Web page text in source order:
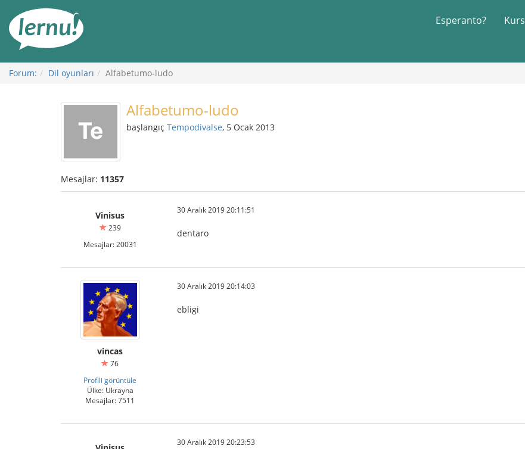
Görüntüleme
Esperanto? Kurs
Forum: Dil oyunları Alfabetumo-ludo
Alfabetumo-ludo
başlangıç Tempodivalse, 5 Ocak 2013
Mesajlar: 11357
Vinisus
239
Mesajlar: 20031
30 Aralık 2019 20:11:51
dentaro
vincas
76
Profili görüntüle
Ülke: Ukrayna
Mesajlar: 7511
30 Aralık 2019 20:14:03
ebligi
30 Aralık 2019 20:23:53